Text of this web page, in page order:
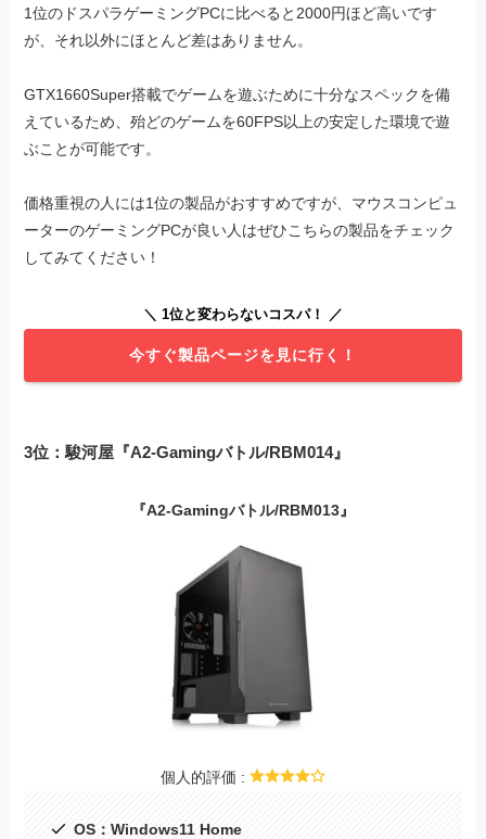
1位のドスパラゲーミングPCに比べると2000円ほど高いです
が、それ以外にほとんど差はありません。
GTX1660Super搭載でゲームを遊ぶために十分なスペックを備
えているため、殆どのゲームを60FPS以上の安定した環境で遊
ぶことが可能です。
価格重視の人には1位の製品がおすすめですが、マウスコンピュ
ーターのゲーミングPCが良い人はぜひこちらの製品をチェック
してみてください！
＼ 1位と変わらないコスパ！ ／
今すぐ製品ページを見に行く！
3位：駿河屋『A2-Gamingバトル/RBM014』
『A2-Gamingバトル/RBM013』
個人的評価 :
OS：Windows11 Home